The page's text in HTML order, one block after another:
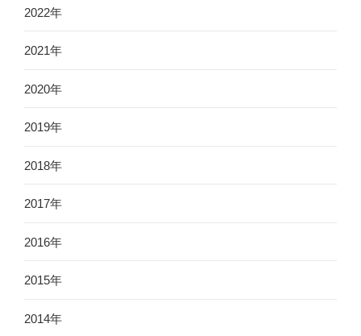
2022年
2021年
2020年
2019年
2018年
2017年
2016年
2015年
2014年